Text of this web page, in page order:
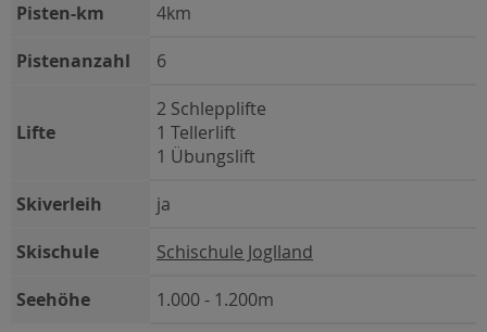
Pisten-km
4km
Pistenanzahl
6
Lifte
2 Schlepplifte
1 Tellerlift
1 Übungslift
Skiverleih
ja
Skischule
Schischule Joglland
Seehöhe
1.000 - 1.200m